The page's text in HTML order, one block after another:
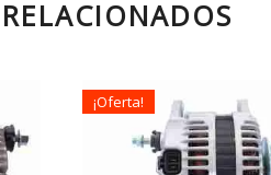
¡Oferta!